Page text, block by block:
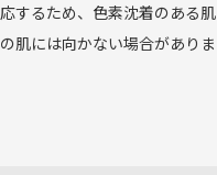
するため、色素沈着のある肌
肌には向かない場合がありま